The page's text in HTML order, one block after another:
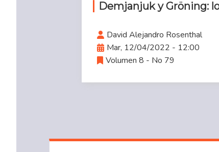
Demjanjuk y Gröning:
David Alejandro Rosenthal
Mar, 12/04/2022 - 12:00
Volumen 8 - No 79